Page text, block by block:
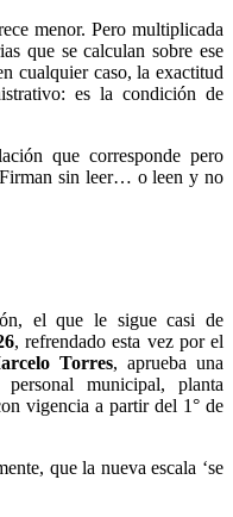
menor. Pero multiplicada
que se calculan sobre ese
cualquier caso, la exactitud
es la condición de
que corresponde pero
sin leer… o leen y no
el que le sigue casi de
, refrendado esta vez por el
Torres, aprueba una
municipal, planta
vigencia a partir del 1° de
que la nueva escala ‘se